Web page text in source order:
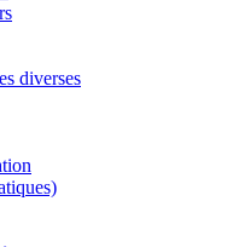
diverses